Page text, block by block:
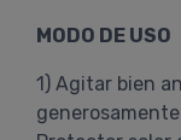
MODO DE USO
1) Agitar bien